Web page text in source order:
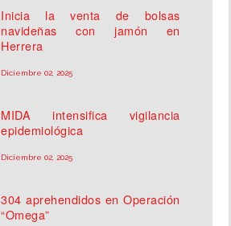
Inicia la venta de bolsas
navideñas con jamón en
Herrera
Diciembre 02, 2025
MIDA intensifica vigilancia
epidemiológica
Diciembre 02, 2025
304 aprehendidos en Operación
“Omega”